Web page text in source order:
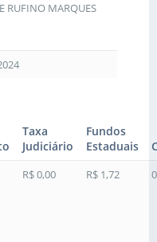
RUFINO MARQUES
Taxa
Judiciário
Fundos
Estaduais
R$ 0,00 R$ 1,72